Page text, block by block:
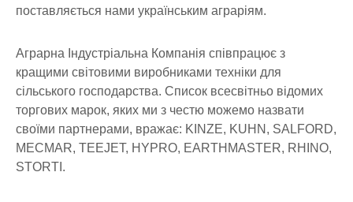
поставляється нами українським аграріям.
Аграрна Індустріальна Компанія співпрацює з
кращими світовими виробниками техніки для
сільського господарства. Список всесвітньо відомих
торгових марок, яких ми з честю можемо назвати
своїми партнерами, вражає: KINZE, KUHN, SALFORD,
MECMAR, TEEJET, HYPRO, EARTHMASTER, RHINO,
STORTI.